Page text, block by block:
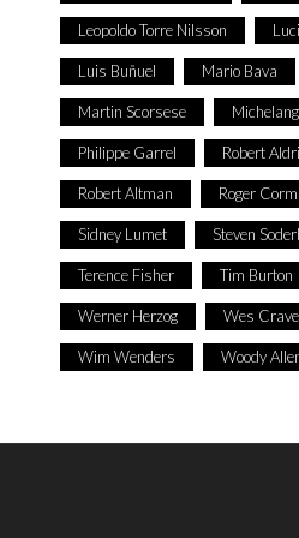
Leopoldo Torre Nilsson
Luis Buñuel Mario Bava
Martin Scorsese
Philippe Garrel Robert
Robert Altman Roger
Sidney Lumet Steven
Terence Fisher Tim Burton
Werner Herzog Wes
Wim Wenders Woody